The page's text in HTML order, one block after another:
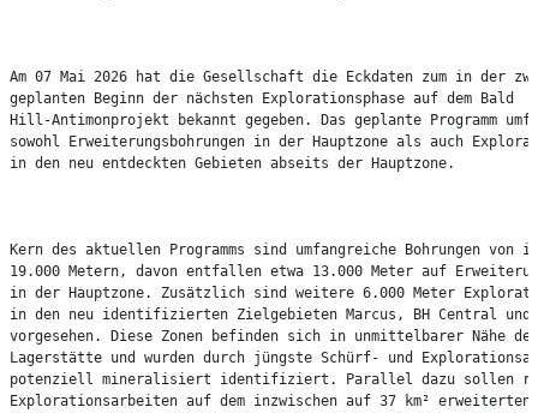
Am 07 Mai 2026 hat die Gesellschaft die Eckdaten zum in der
geplanten Beginn der nächsten Explorationsphase auf dem Bald
Hill-Antimonprojekt bekannt gegeben. Das geplante Programm
sowohl Erweiterungsbohrungen in der Hauptzone als auch
in den neu entdeckten Gebieten abseits der Hauptzone.
Kern des aktuellen Programms sind umfangreiche Bohrungen von
19.000 Metern, davon entfallen etwa 13.000 Meter auf
in der Hauptzone. Zusätzlich sind weitere 6.000 Meter
in den neu identifizierten Zielgebieten Marcus, BH Central und
vorgesehen. Diese Zonen befinden sich in unmittelbarer Nähe der
Lagerstätte und wurden durch jüngste Schürf- und
potenziell mineralisiert identifiziert. Parallel dazu sollen
Explorationsarbeiten auf dem inzwischen auf 37 km² erweiterten